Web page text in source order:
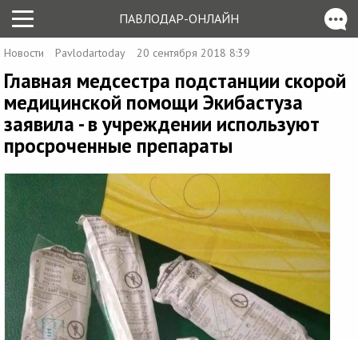
ПАВЛОДАР-ОНЛАЙН
Новости Pavlodartoday 20 сентября 2018 8:39
Главная медсестра подстанции скорой
медицинской помощи Экибастуза
заявила - в учреждении используют
просроченные препараты